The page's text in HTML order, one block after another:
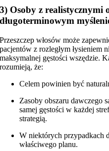
3) Osoby z realistycznymi
długoterminowym
Przeszczep włosów może
pacjentów z rozległym łysieniem
maksymalnej gęstości wszędzie.
rozumieją, że:
Celem powinien być
Zasoby obszaru dawczego
samej gęstości w każdej
strategią.
W niektórych przypadkach
właściwego planu.